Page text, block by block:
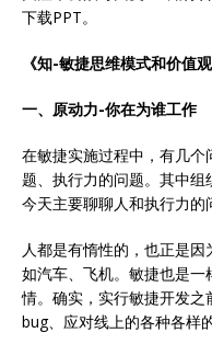
下载PPT。
《知-敏捷思维模式和价值观
一、原动力-你在为谁工作
在敏捷实施过程中，有几
题、执行力的问题。其中组
今天主要聊聊人和执行力的
人都是有惰性的，也正是
如汽车、飞机。敏捷也是
情。确实，实行敏捷开发
bug、应对线上的各种各样